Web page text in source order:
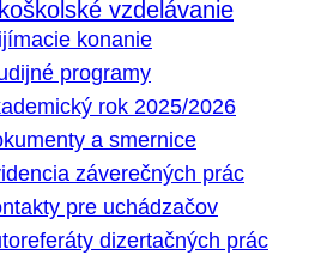
vzdelávanie
konanie
programy
rok 2025/2026
a smernice
záverečných prác
pre uchádzačov
dizertačných prác